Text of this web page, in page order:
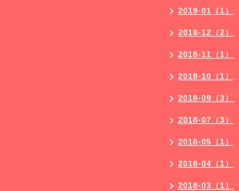
2019-01（1）
2018-12（2）
2018-11（1）
2018-10（1）
2018-09（3）
2018-07（3）
2018-05（1）
2018-04（1）
2018-03（1）